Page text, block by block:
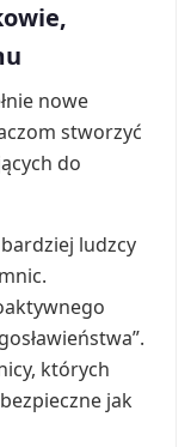
nowe
stworzyć
do
ludzcy
których
jak